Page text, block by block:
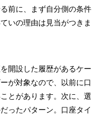
前に、まず自分側の条件
いの理由は見当がつきま
開設した履歴があるケー
が対象なので、以前に口
とがあります。次に、選
ったパターン。口座タイ